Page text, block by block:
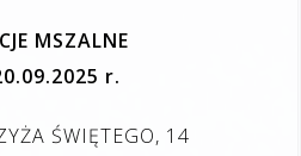
MSZALNE
r.
ŚWIĘTEGO, 14